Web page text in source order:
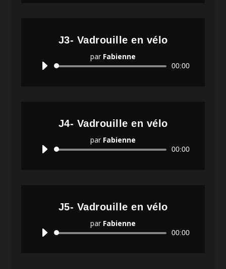
J3- Vadrouille en vélo
par Fabienne
Lecteur
00:00
J4- Vadrouille en vélo
par Fabienne
Lecteur
00:00
J5- Vadrouille en vélo
par Fabienne
Lecteur
00:00